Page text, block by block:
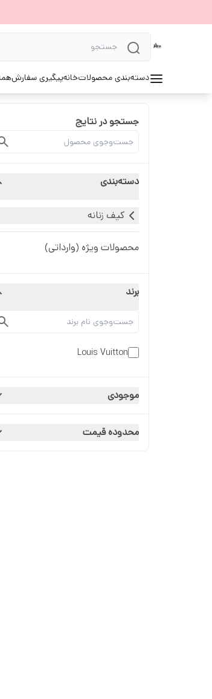
دسته‌بندی محصولاتخانهپیگیری سفارش
جستجو در نتایج
دسته‌بندی
کیف زنانه
محصولات ویژه (وارداتی)
برند
Louis Vuitton
موجودی
محدوده قیمت